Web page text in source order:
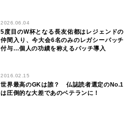
2026.06.04
5度目のW杯となる長友佑都はレジェンドの
仲間入り、今大会6名のみのレガシーパッチ
付与…個人の功績を称えるパッチ導入
2016.02.15
世界最高のGKは誰？ 仏誌読者選定のNo.1
は圧倒的な大差であのベテランに！